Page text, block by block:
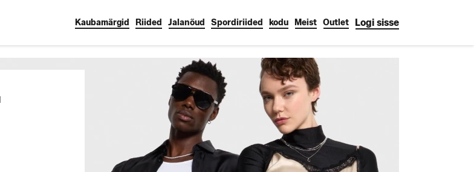
Kaubamärgid Riided Jalanõud Spordiriided kodu Meist Outlet Logi sisse